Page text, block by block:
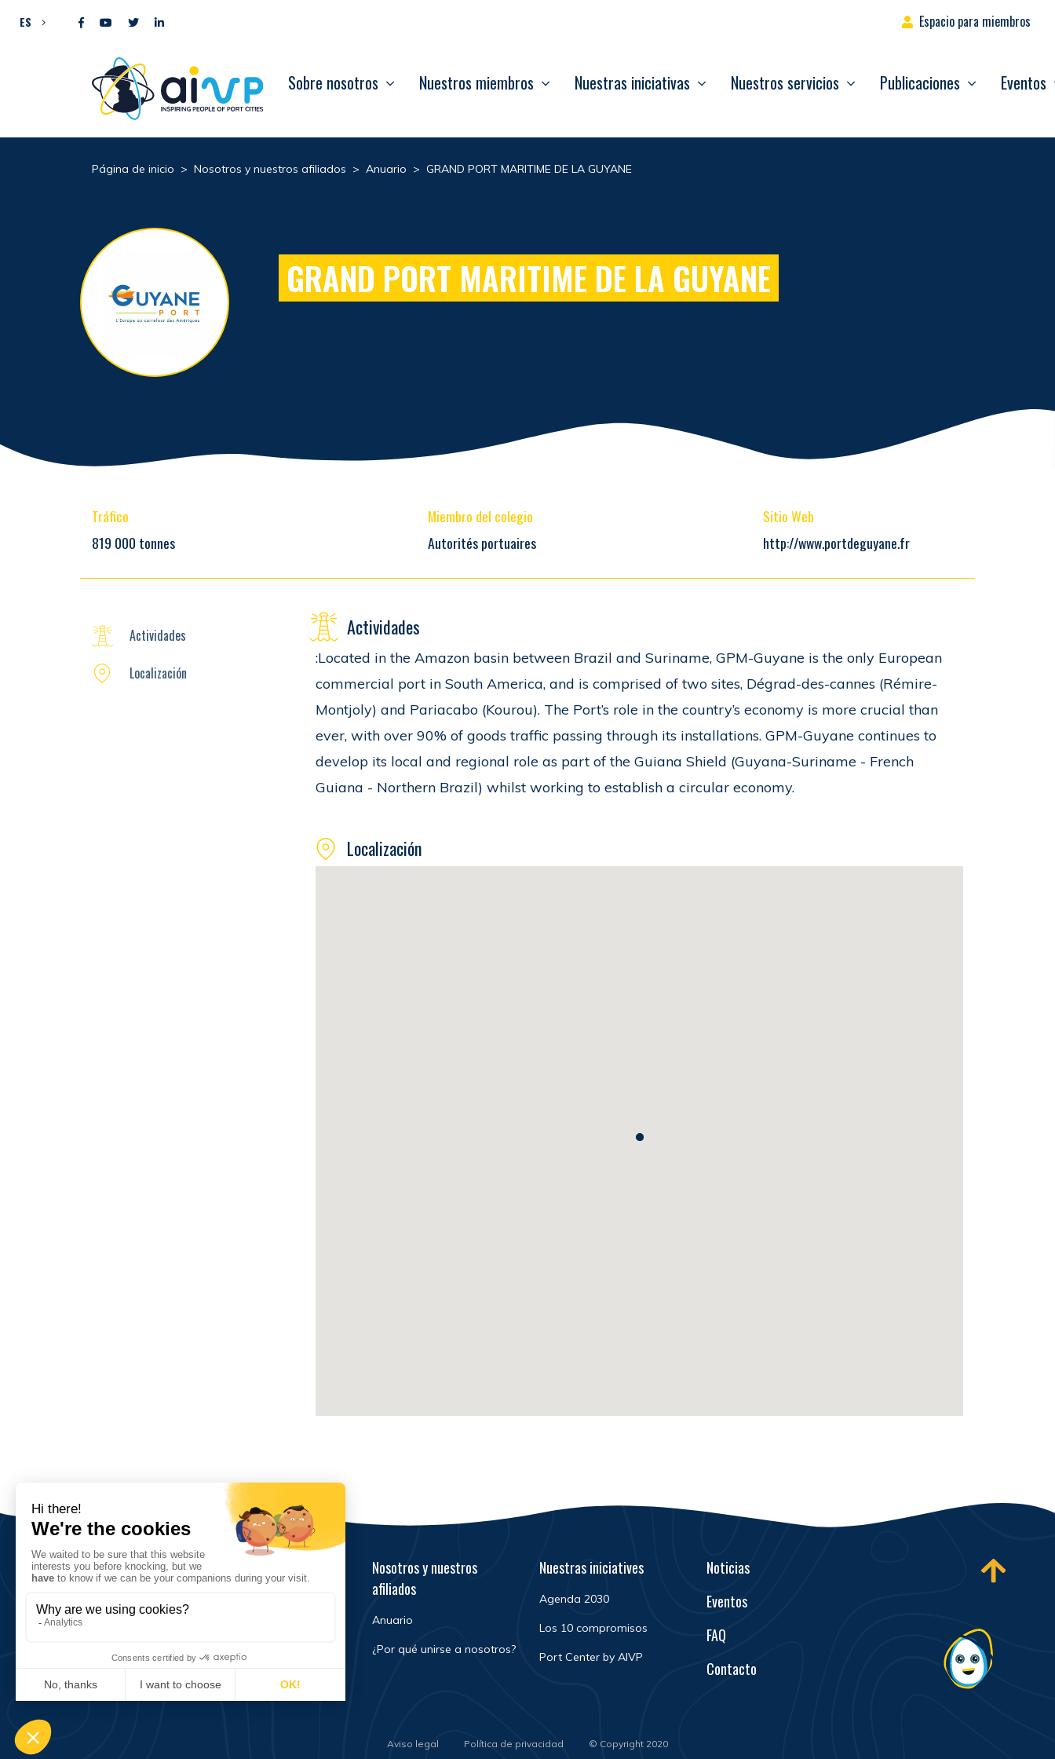
ES Espacio para miembros
Sobre nosotros Nuestros miembros Nuestras iniciativas Nuestros servicios Publicaciones Eventos
Página de inicio > Nosotros y nuestros afiliados > Anuario > GRAND PORT MARITIME DE LA GUYANE
GRAND PORT MARITIME DE LA GUYANE
Tráfico
819 000 tonnes
Miembro del colegio
Autorités portuaires
Sitio Web
http://www.portdeguyane.fr
Actividades
:Located in the Amazon basin between Brazil and Suriname, GPM-Guyane is the only European
commercial port in South America, and is comprised of two sites, Dégrad-des-cannes (Rémire-
Montjoly) and Pariacabo (Kourou). The Port’s role in the country’s economy is more crucial than
ever, with over 90% of goods traffic passing through its installations. GPM-Guyane continues to
develop its local and regional role as part of the Guiana Shield (Guyana-Suriname - French
Guiana - Northern Brazil) whilst working to establish a circular economy.
Localización
Actividades
Localización
5, quai de la Saône
Tél. (+33) 2 35 42 78 84
Historia
Nosotros y nuestros
afiliados
Anuario
¿Por qué unirse a nosotros?
Nuestras iniciatives
Agenda 2030
Los 10 compromisos
Port Center by AIVP
Noticias
Eventos
FAQ
Contacto
Aviso legal Política de privacidad © Copyright 2020